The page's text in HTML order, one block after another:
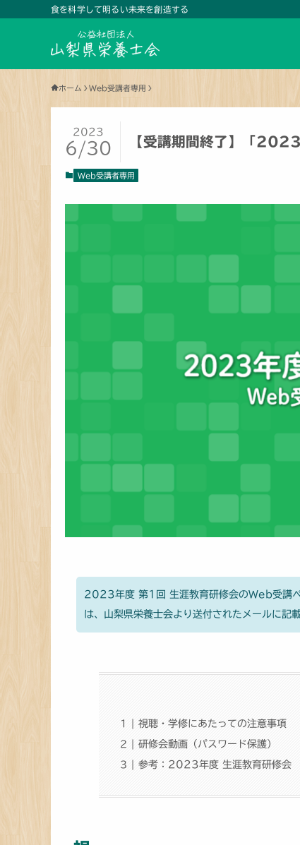
食を科学して明るい未来を創造する
ホーム Web受講者専用
【受講期間終了】「
2023
6/30
Web受講者専用
2023年度 第1回 生涯教育研修会のWeb受講ペ
は、山梨県栄養士会より送付されたメールに記
視聴・学修にあたっての注意事項
研修会動画（パスワード保護）
参考：2023年度 生涯教育研修会